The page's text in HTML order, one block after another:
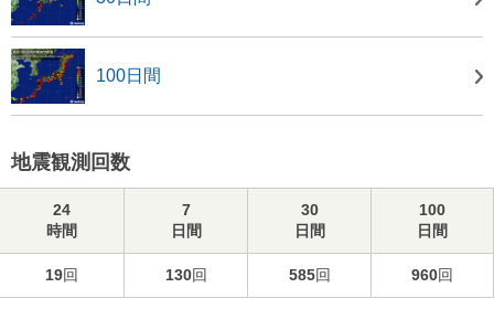
100日間
地震観測回数
24
時間
7
日間
30
日間
100
日間
19回 130回 585回 960回